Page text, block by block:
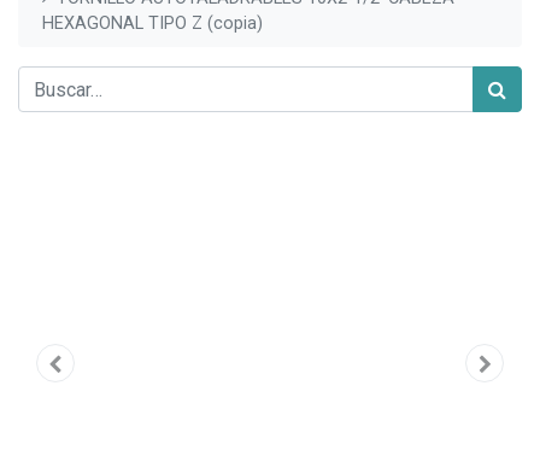
HEXAGONAL TIPO Z (copia)